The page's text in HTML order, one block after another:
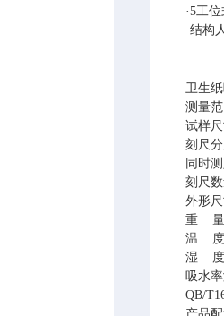
·5工位
·结构
卫生
测量
试样
刻尺
同时
刻尺
外形
重
量
温
度
湿
度
吸水
QB/